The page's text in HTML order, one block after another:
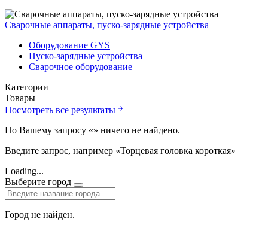
Сварочные аппараты, пуско-зарядные устройства
Оборудование GYS
Пуско-зарядные устройства
Сварочное оборудование
Категории
Товары
Посмотреть все результаты
По Вашему запросу «» ничего не найдено.
Введите запрос, например «Торцевая головка короткая»
Loading...
Выберите город
Город не найден.